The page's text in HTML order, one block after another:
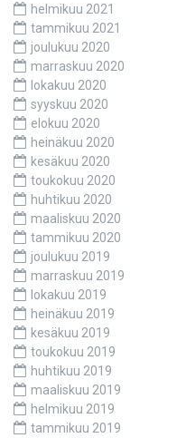
helmikuu 2021
tammikuu 2021
joulukuu 2020
marraskuu 2020
lokakuu 2020
syyskuu 2020
elokuu 2020
heinäkuu 2020
kesäkuu 2020
toukokuu 2020
huhtikuu 2020
maaliskuu 2020
tammikuu 2020
joulukuu 2019
marraskuu 2019
lokakuu 2019
heinäkuu 2019
kesäkuu 2019
toukokuu 2019
huhtikuu 2019
maaliskuu 2019
helmikuu 2019
tammikuu 2019